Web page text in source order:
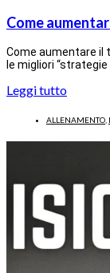
Come
Come aumentare il
le migliori
Leggi tutto
ALLENAMENTO